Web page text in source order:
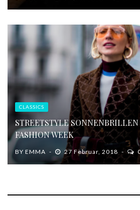
CLASSICS
STREETSTYLE
FASHION WEEK
BY EMMA 27 Februar, 2018